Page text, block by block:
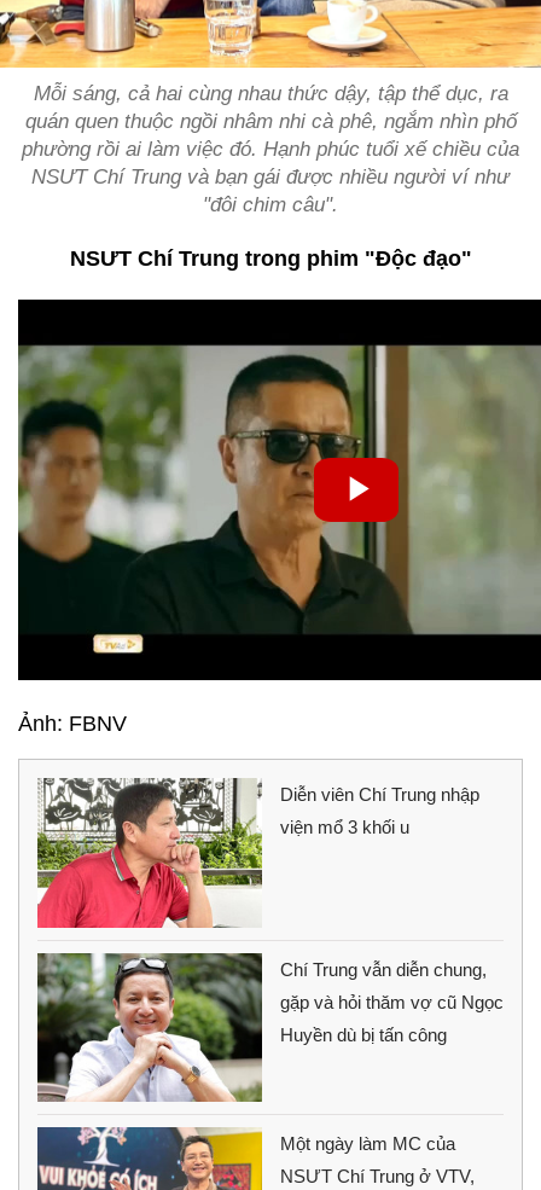
Mỗi sáng, cả hai cùng nhau thức dậy, tập thể dục, ra
quán quen thuộc ngồi nhâm nhi cà phê, ngắm nhìn phố
phường rồi ai làm việc đó. Hạnh phúc tuổi xế chiều của
NSƯT Chí Trung và bạn gái được nhiều người ví như
"đôi chim câu".
NSƯT Chí Trung trong phim "Độc đạo"
Ảnh: FBNV
Diễn viên Chí Trung nhập
viện mổ 3 khối u
Chí Trung vẫn diễn chung,
gặp và hỏi thăm vợ cũ Ngọc
Huyền dù bị tấn công
Một ngày làm MC của
NSƯT Chí Trung ở VTV,